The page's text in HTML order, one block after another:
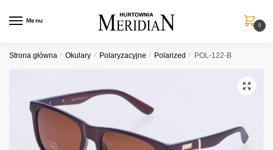
Menu
0
Strona główna / Okulary / Polaryzacyjne / Polarized / POL-122-B